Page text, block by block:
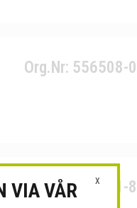
Org.Nr: 556508-
Org.Nr: 556451-
X
VIA VÅR